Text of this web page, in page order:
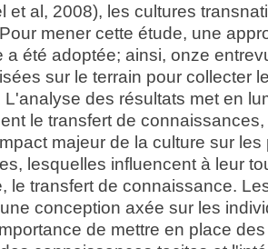
et al, 2008), les cultures
mener cette étude, une
a été adoptée; ainsi, onze
sur le terrain pour collecter
L'analyse des résultats met en
le transfert de
majeur de la culture sur les
lesquelles influencent à leur
le transfert de connaissance.
conception axée sur les
de mettre en place